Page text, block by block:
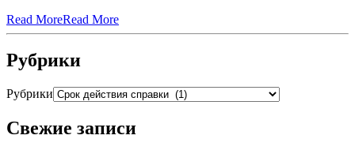
Read MoreRead More
Рубрики
Рубрики
Свежие записи